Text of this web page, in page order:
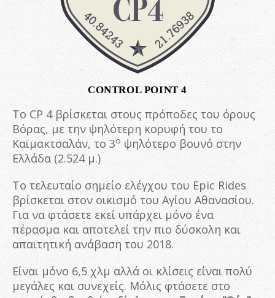
CONTROL POINT 4
Το CP 4 βρίσκεται στους πρόποδες του όρους
Βόρας, με την ψηλότερη κορυφή του το
Καϊμακτσαλάν, το 3ο ψηλότερο βουνό στην
Ελλάδα (2.524 μ.)
Το τελευταίο σημείο ελέγχου του Epic Rides
βρίσκεται στον οικισμό του Αγίου Αθανασίου.
Για να φτάσετε εκεί υπάρχει μόνο ένα
πέρασμα και αποτελεί την πιο δύσκολη και
απαιτητική ανάβαση του 2018.
Είναι μόνο 6,5 χλμ αλλά οι κλίσεις είναι πολύ
μεγάλες και συνεχείς. Μόλις φτάσετε στο